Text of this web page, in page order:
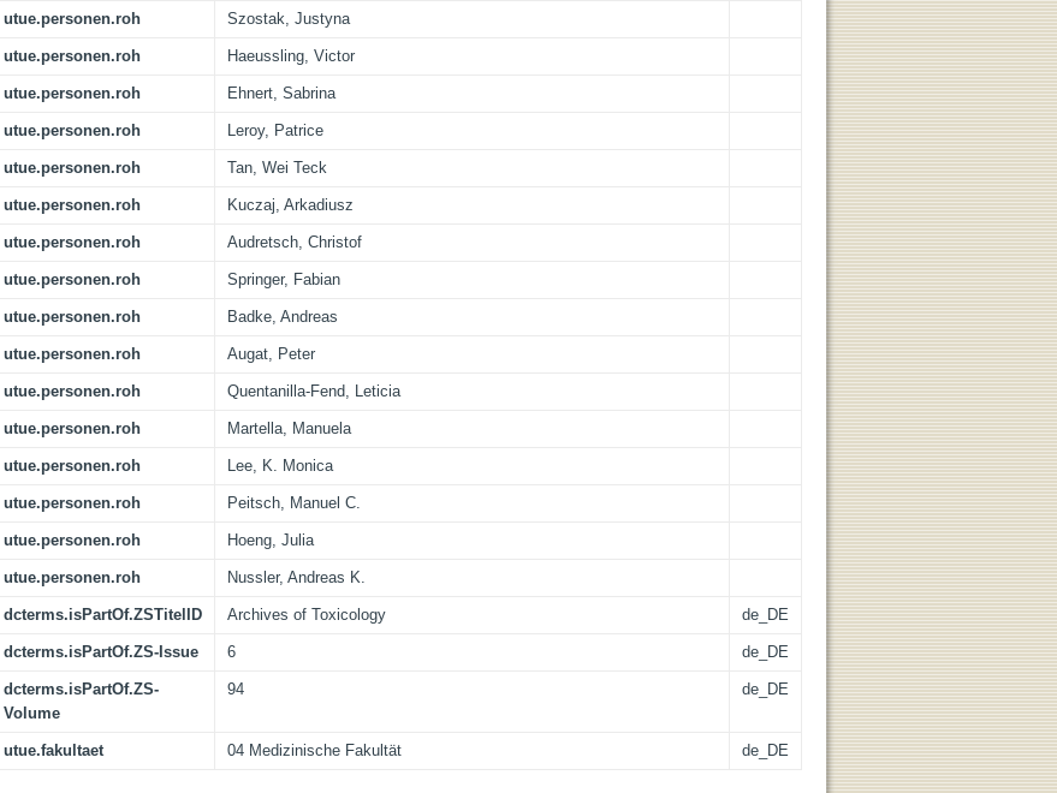
utue.personen.roh Szostak, Justyna
utue.personen.roh Haeussling, Victor
utue.personen.roh Ehnert, Sabrina
utue.personen.roh Leroy, Patrice
utue.personen.roh Tan, Wei Teck
utue.personen.roh Kuczaj, Arkadiusz
utue.personen.roh Audretsch, Christof
utue.personen.roh Springer, Fabian
utue.personen.roh Badke, Andreas
utue.personen.roh Augat, Peter
utue.personen.roh Quentanilla-Fend, Leticia
utue.personen.roh Martella, Manuela
utue.personen.roh Lee, K. Monica
utue.personen.roh Peitsch, Manuel C.
utue.personen.roh Hoeng, Julia
utue.personen.roh Nussler, Andreas K.
dcterms.isPartOf.ZSTitelID Archives of Toxicology de_DE
dcterms.isPartOf.ZS-Issue 6 de_DE
dcterms.isPartOf.ZS-
Volume
94 de_DE
utue.fakultaet 04 Medizinische Fakultät de_DE